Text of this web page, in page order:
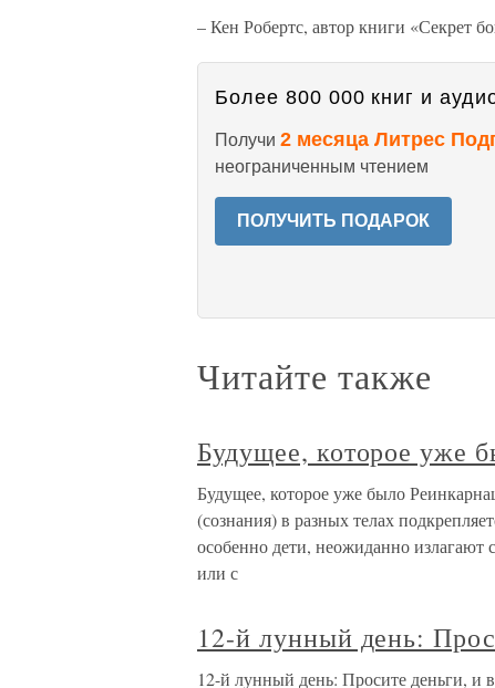
– Кен Робертс, автор книги «Секрет
Более 800 000 книг и
Получи 2 месяца Литрес
неограниченным чтением
ПОЛУЧИТЬ ПОДАРОК
Читайте также
Будущее, которое уже
Будущее, которое уже было
(сознания) в разных телах
особенно дети, неожиданно
или с
12-й лунный день:
12-й лунный день: Просите деньги, и